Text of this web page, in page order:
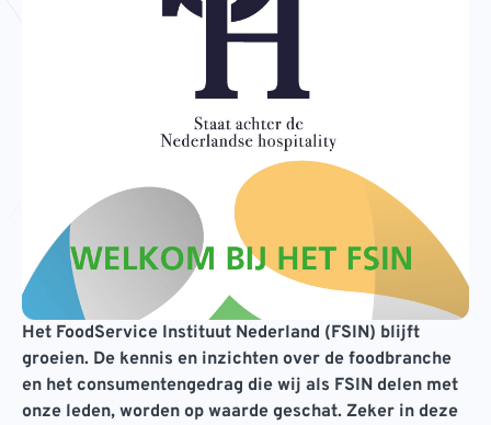
Het FoodService Instituut Nederland (FSIN) blijft
groeien. De kennis en inzichten over de foodbranche
en het consumentengedrag die wij als FSIN delen met
onze leden, worden op waarde geschat. Zeker in deze